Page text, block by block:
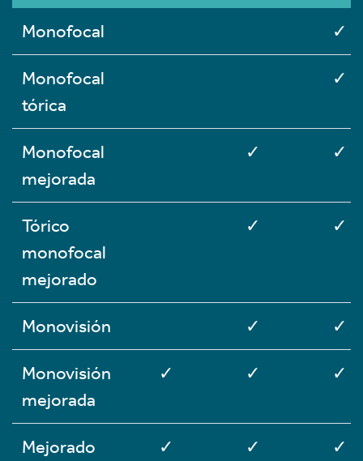
Monofocal ✓
Monofocal
tórica
✓
Monofocal
mejorada
✓ ✓
Tórico
monofocal
mejorado
✓ ✓
Monovisión ✓ ✓
Monovisión
mejorada
✓ ✓ ✓
Mejorado
✓ ✓ ✓